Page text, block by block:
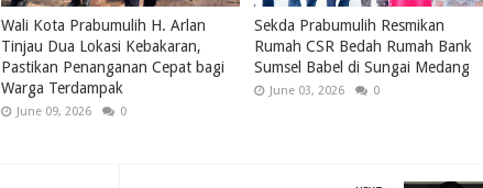
Wali Kota Prabumulih H. Arlan
Tinjau Dua Lokasi Kebakaran,
Pastikan Penanganan Cepat bagi
Warga Terdampak
June 09, 2026 0
Sekda Prabumulih Resmikan
Rumah CSR Bedah Rumah Bank
Sumsel Babel di Sungai Medang
June 03, 2026 0